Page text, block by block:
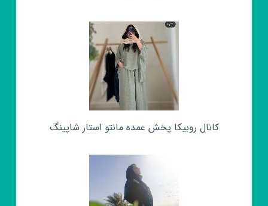
کانال روبیکا پخش عمده مانتو استار شاپینگ